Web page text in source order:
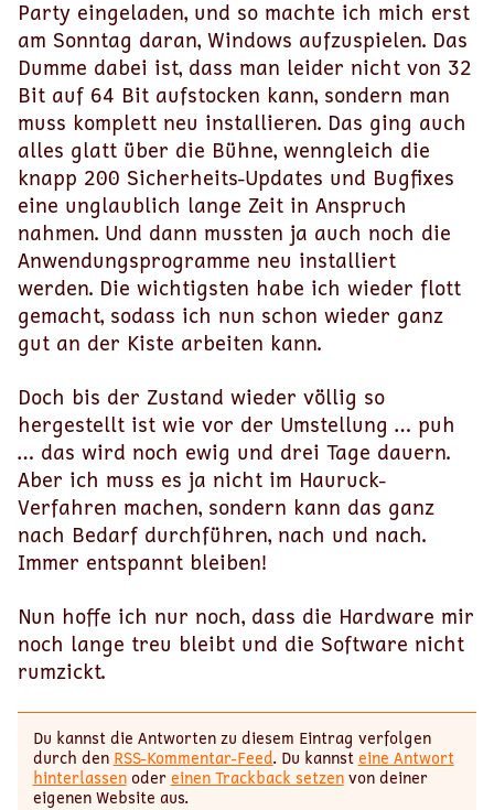
Party eingeladen, und so machte ich mich erst
am Sonntag daran, Windows aufzuspielen. Das
Dumme dabei ist, dass man leider nicht von 32
Bit auf 64 Bit aufstocken kann, sondern man
muss komplett neu installieren. Das ging auch
alles glatt über die Bühne, wenngleich die
knapp 200 Sicherheits-Updates und Bugfixes
eine unglaublich lange Zeit in Anspruch
nahmen. Und dann mussten ja auch noch die
Anwendungsprogramme neu installiert
werden. Die wichtigsten habe ich wieder flott
gemacht, sodass ich nun schon wieder ganz
gut an der Kiste arbeiten kann.
Doch bis der Zustand wieder völlig so
hergestellt ist wie vor der Umstellung … puh
… das wird noch ewig und drei Tage dauern.
Aber ich muss es ja nicht im Hauruck-
Verfahren machen, sondern kann das ganz
nach Bedarf durchführen, nach und nach.
Immer entspannt bleiben!
Nun hoffe ich nur noch, dass die Hardware mir
noch lange treu bleibt und die Software nicht
rumzickt.
Du kannst die Antworten zu diesem Eintrag verfolgen
durch den RSS-Kommentar-Feed. Du kannsteine Antwort
hinterlassenodereinen Trackback setzenvon deiner
eigenen Website aus.